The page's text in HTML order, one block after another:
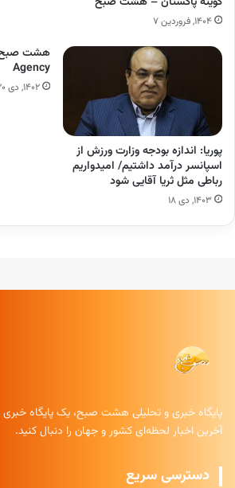
۱۴۰۴, فروردین ۷
پوریا: اندازه بودجه وزارت ورزش از
اسپانسر درآمد داشتیم/ امیدواریم
رباطی مثل ثریا آقایی شود
۱۴۰۳, دی ۱۸
Agency
۱۴۰۲, دی ۲۰
پایگاه خبری و تحلیلی هشت صبح، یک پایگاه
آخرین اخبار لحظه‌ای کشور و جهان را دنبال کنید.
دسترسی سریع